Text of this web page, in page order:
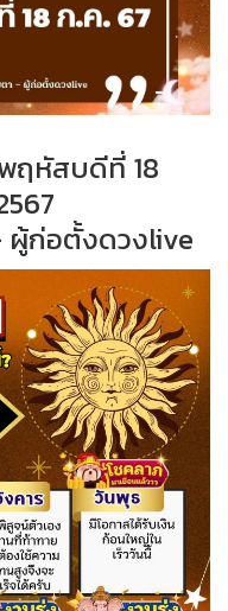
ฤหัสบดีที่ 18
ผู้ก่อตั้งดวงlive